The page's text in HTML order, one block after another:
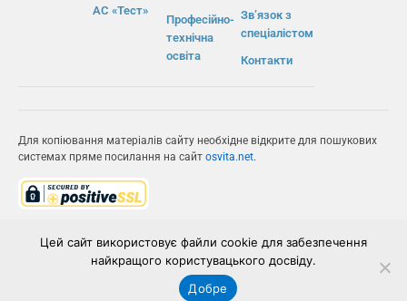
АС «Тест»
Професійно-
технічна
освіта
Зв’язок з
спеціалістом
Контакти
Для копіювання матеріалів сайту необхідне відкрите для пошукових
системах пряме посилання на сайт osvita.net.
ІВС «ОСВІТА»
Цей сайт використовує файли cookie для забезпечення
найкращого користувацького досвіду.
Добре